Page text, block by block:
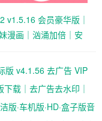
v1.5.16 会员豪华版｜
漫画｜汹涌加倍｜安
版 v4.1.56 去广告 VIP
业模板水印支持
载｜去广告去水印｜
选｜视频无水印保存
·车机版·HD·盒子版音